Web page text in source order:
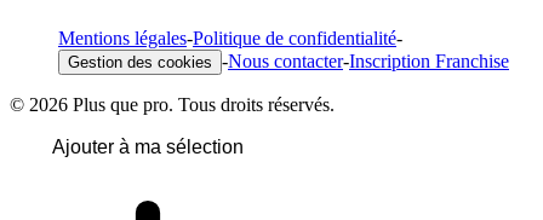
Mentions légales-Politique de confidentialité-
Gestion des cookies -Nous contacter-Inscription Franchise
© 2026 Plus que pro. Tous droits réservés.
Ajouter à ma sélection